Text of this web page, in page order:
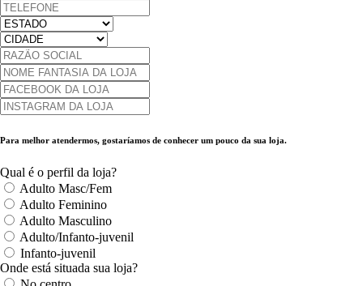
Para melhor atendermos, gostaríamos de conhecer um pouco da sua loja.
Qual é o perfil da loja?
Adulto Masc/Fem
Adulto Feminino
Adulto Masculino
Adulto/Infanto-juvenil
Infanto-juvenil
Onde está situada sua loja?